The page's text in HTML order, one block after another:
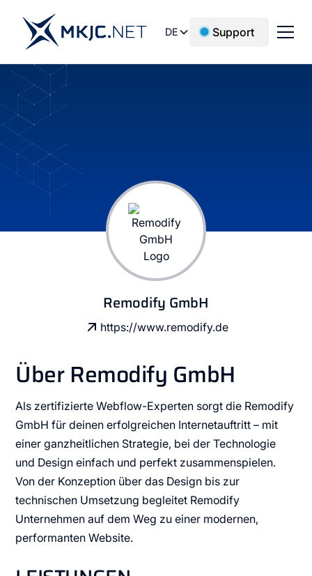
DE Support
Remodify GmbH
https://www.remodify.de
Über Remodify GmbH
Als zertifizierte Webflow-Experten sorgt die Remodify
GmbH für deinen erfolgreichen Internetauftritt – mit
einer ganzheitlichen Strategie, bei der Technologie
und Design einfach und perfekt zusammenspielen.
Von der Konzeption über das Design bis zur
technischen Umsetzung begleitet Remodify
Unternehmen auf dem Weg zu einer modernen,
performanten Website.